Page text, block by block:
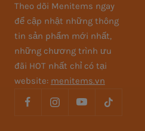
Theo dõi Menitems ngay
để cập nhật những thông
tin sản phẩm mới nhất,
những chương trình ưu
đãi HOT nhất chỉ có tại
website: menitems.vn